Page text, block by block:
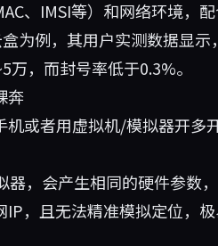
、IMSI等）和网络环境，
为例，其用户实测数据显示
，而封号率低于0.3%。
奔
或者用虚拟机/模拟器开多
器，会产生相同的硬件参数
IP，且无法精准模拟定位，